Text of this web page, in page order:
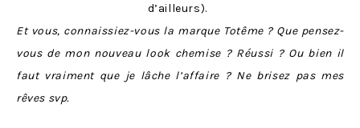
d’ailleurs).
Et vous, connaissiez-vous la marque Totême ? Que pensez-
vous de mon nouveau look chemise ? Réussi ? Ou bien il
faut vraiment que je lâche l’affaire ? Ne brisez pas mes
rêves svp.